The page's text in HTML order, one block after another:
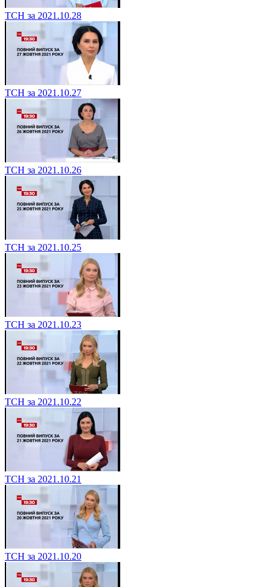
ТСН за 2021.10.28
ТСН за 2021.10.27
ТСН за 2021.10.26
ТСН за 2021.10.25
ТСН за 2021.10.23
ТСН за 2021.10.22
ТСН за 2021.10.21
ТСН за 2021.10.20